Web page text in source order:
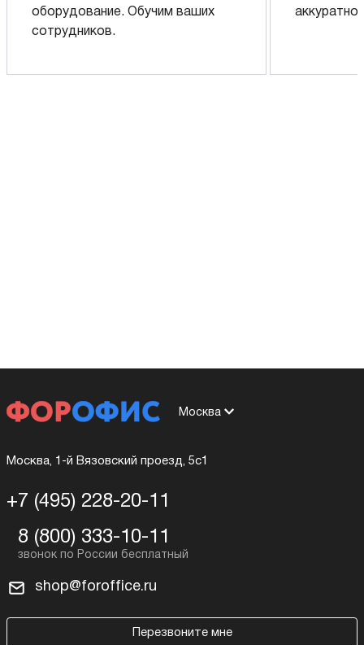
оборудование. Обучим ваших
сотрудников.
аккуратно
Москва
Москва, 1-й Вязовский проезд, 5с1
+7 (495) 228-20-11
8 (800) 333-10-11
shop@foroffice.ru
Перезвоните мне